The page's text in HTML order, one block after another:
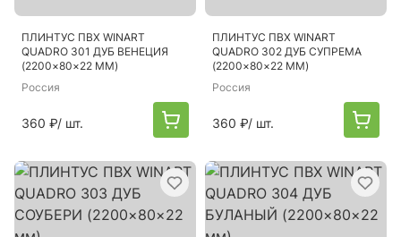
ПЛИНТУС ПВХ WINART
QUADRO 301 ДУБ ВЕНЕЦИЯ
(2200×80×22 ММ)
Россия
360 ₽/ шт.
ПЛИНТУС ПВХ WINART
QUADRO 302 ДУБ СУПРЕМА
(2200×80×22 ММ)
Россия
360 ₽/ шт.